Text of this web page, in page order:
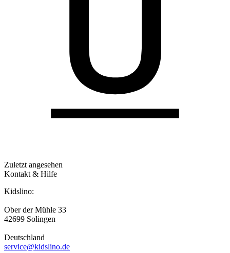
Zuletzt angesehen
Kontakt & Hilfe
Kidslino:
Ober der Mühle 33
42699 Solingen
Deutschland
service@kidslino.de